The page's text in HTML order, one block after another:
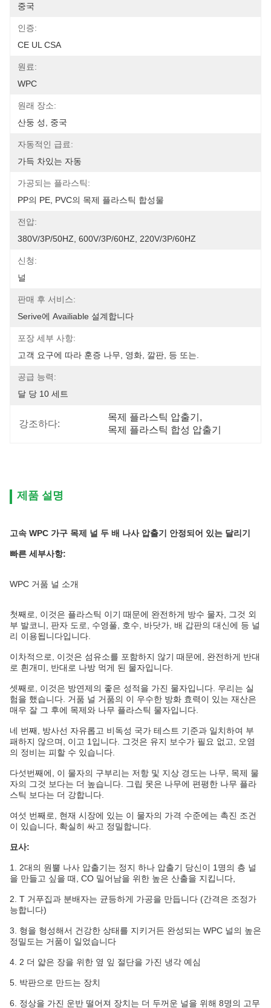
중국
인증:
CE UL CSA
원료:
WPC
원래 장소:
산둥 성, 중국
자동적인 급료:
가득 차있는 자동
가공되는 플라스틱:
PP의 PE, PVC의 목제 플라스틱 합성물
전압:
380V/3P/50HZ, 600V/3P/60HZ, 220V/3P/60HZ
신청:
널
판매 후 서비스:
Serive에 Availiable 설계합니다
포장 세부 사항:
고객 요구에 따라 훈증 나무, 영화, 깔판, 등 또는.
공급 능력:
달 당 10 세트
강조하다:
목제 플라스틱 압출기 ,
목제 플라스틱 합성 압출기
제품 설명
고속 WPC 가구 목제 널 두 배 나사 압출기 안정되어 있는 달리기
빠른 세부사항:
WPC 거품 널 소개
첫째로, 이것은 플라스틱 이기 때문에 완전하게 방수 물자, 그것 외
부 발코니, 판자 도로, 수영풀, 호수, 바닷가, 배 갑판의 대신에 등 널
리 이용됩니다입니다.
이차적으로, 이것은 섬유소를 포함하지 않기 때문에, 완전하게 반대
로 흰개미, 반대로 나방 먹게 된 물자입니다.
셋째로, 이것은 방연제의 좋은 성적을 가진 물자입니다. 우리는 실
험을 했습니다. 거품 널 거품의 이 우수한 방화 효력이 있는 재산은
매우 잘 그 후에 목제와 나무 플라스틱 물자입니다.
네 번째, 방사선 자유롭고 비독성 국가 테스트 기준과 일치하여 부
패하지 않으며, 이고 1입니다. 그것은 유지 보수가 필요 없고, 오염
의 정비는 피할 수 있습니다.
다섯번째에, 이 물자의 구부리는 저항 및 지상 경도는 나무, 목제 물
자의 그것 보다는 더 높습니다. 그립 못은 나무에 편평한 나무 플라
스틱 보다는 더 강합니다.
여섯 번째로, 현재 시장에 있는 이 물자의 가격 수준에는 촉진 조건
이 있습니다, 확실히 싸고 정밀합니다.
묘사:
1. 2대의 원뿔 나사 압출기는 정지 하나 압출기 당신이 1명의 층 널
을 만들고 싶을 때, CO 밀어남을 위한 높은 산출을 지킵니다,
2. T 거푸집과 분배자는 균등하게 가공을 만듭니다 (간격은 조정가
능합니다)
3. 형을 형성해서 건강한 상태를 지키거든 완성되는 WPC 널의 높은
정밀도는 거품이 일었습니다
4. 2 더 얇은 장을 위한 옆 잎 절단을 가진 냉각 예심
5. 박판으로 만드는 장치
6. 정상을 가진 운반 떨어져 장치는 더 두꺼운 널을 위해 8명의 고무